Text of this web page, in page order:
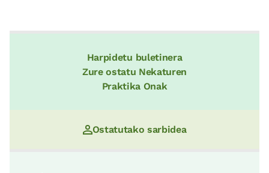
Harpidetu buletinera
Zure ostatu Nekaturen
Praktika Onak
Ostatutako sarbidea